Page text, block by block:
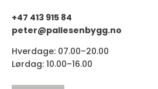
+47 413 915 84
peter@pallesenbygg.no
Hverdage: 07.00–20.00
Lørdag: 10.00–16.00